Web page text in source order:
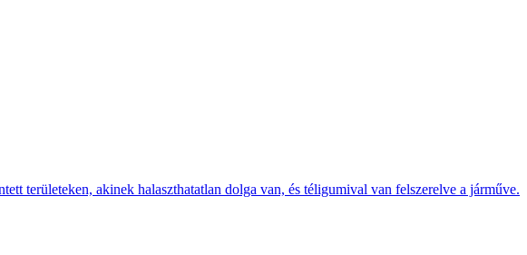
területeken, akinek halaszthatatlan dolga van, és téligumival van felszerelve a járműve.